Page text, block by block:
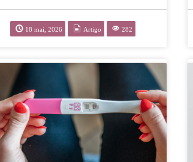
18 mai, 2026 Artigo 282